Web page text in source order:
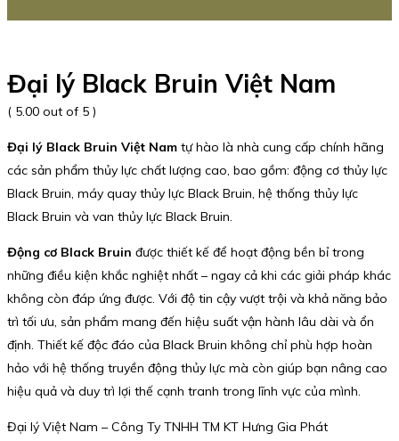
Đại lý Black Bruin Việt Nam
( 5.00 out of 5 )
Đại lý Black Bruin Việt Nam tự hào là nhà cung cấp chính hãng
các sản phẩm thủy lực chất lượng cao, bao gồm: động cơ thủy lực
Black Bruin, máy quay thủy lực Black Bruin, hệ thống thủy lực
Black Bruin và van thủy lực Black Bruin.
Động cơ Black Bruin được thiết kế để hoạt động bền bỉ trong
những điều kiện khắc nghiệt nhất – ngay cả khi các giải pháp khác
không còn đáp ứng được. Với độ tin cậy vượt trội và khả năng bảo
trì tối ưu, sản phẩm mang đến hiệu suất vận hành lâu dài và ổn
định. Thiết kế độc đáo của Black Bruin không chỉ phù hợp hoàn
hảo với hệ thống truyền động thủy lực mà còn giúp bạn nâng cao
hiệu quả và duy trì lợi thế cạnh tranh trong lĩnh vực của mình.
Đại lý Việt Nam – Công Ty TNHH TM KT Hưng Gia Phát